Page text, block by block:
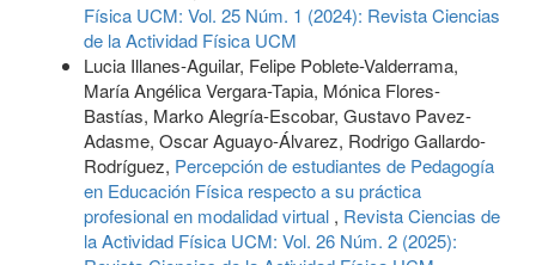
Física UCM: Vol. 25 Núm. 1 (2024): Revista Ciencias
de la Actividad Física UCM
Lucia Illanes-Aguilar, Felipe Poblete-Valderrama,
María Angélica Vergara-Tapia, Mónica Flores-
Bastías, Marko Alegría-Escobar, Gustavo Pavez-
Adasme, Oscar Aguayo-Álvarez, Rodrigo Gallardo-
Rodríguez, Percepción de estudiantes de Pedagogía
en Educación Física respecto a su práctica
profesional en modalidad virtual , Revista Ciencias de
la Actividad Física UCM: Vol. 26 Núm. 2 (2025):